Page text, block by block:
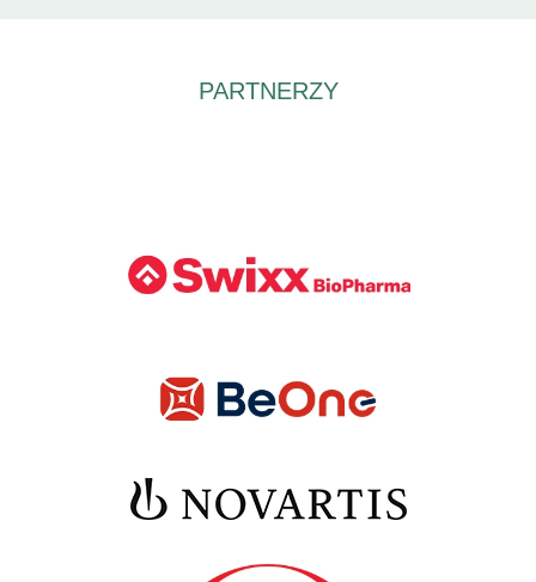
PARTNERZY